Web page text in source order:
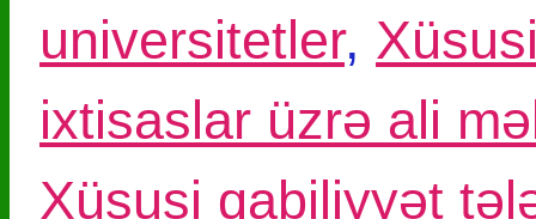
universitetler,
ixtisaslar üzrə ali
Xüsusi qabiliyyət